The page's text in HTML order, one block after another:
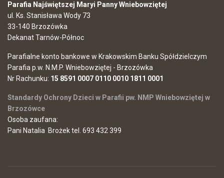
Parafia Najświętszej Maryi Panny Wniebowziętej
ul. Ks. Stanisława Wody 73
33-140 Brzozówka
Dekanat Tarnów-Północ
Parafialne konto bankowe w Krakowskim Banku Spółdzielczym
Parafia p.w. N.M.P. Wniebowziętej - Brzozówka
Nr Rachunku: 15 8591 0007 0110 0010 1811 0001
Standardy Ochrony Dzieci w Parafii pw. NMP Wniebowziętej w
Brzozówce
Osoba zaufana:
Pani Natalia Brożek tel. 693 432 399